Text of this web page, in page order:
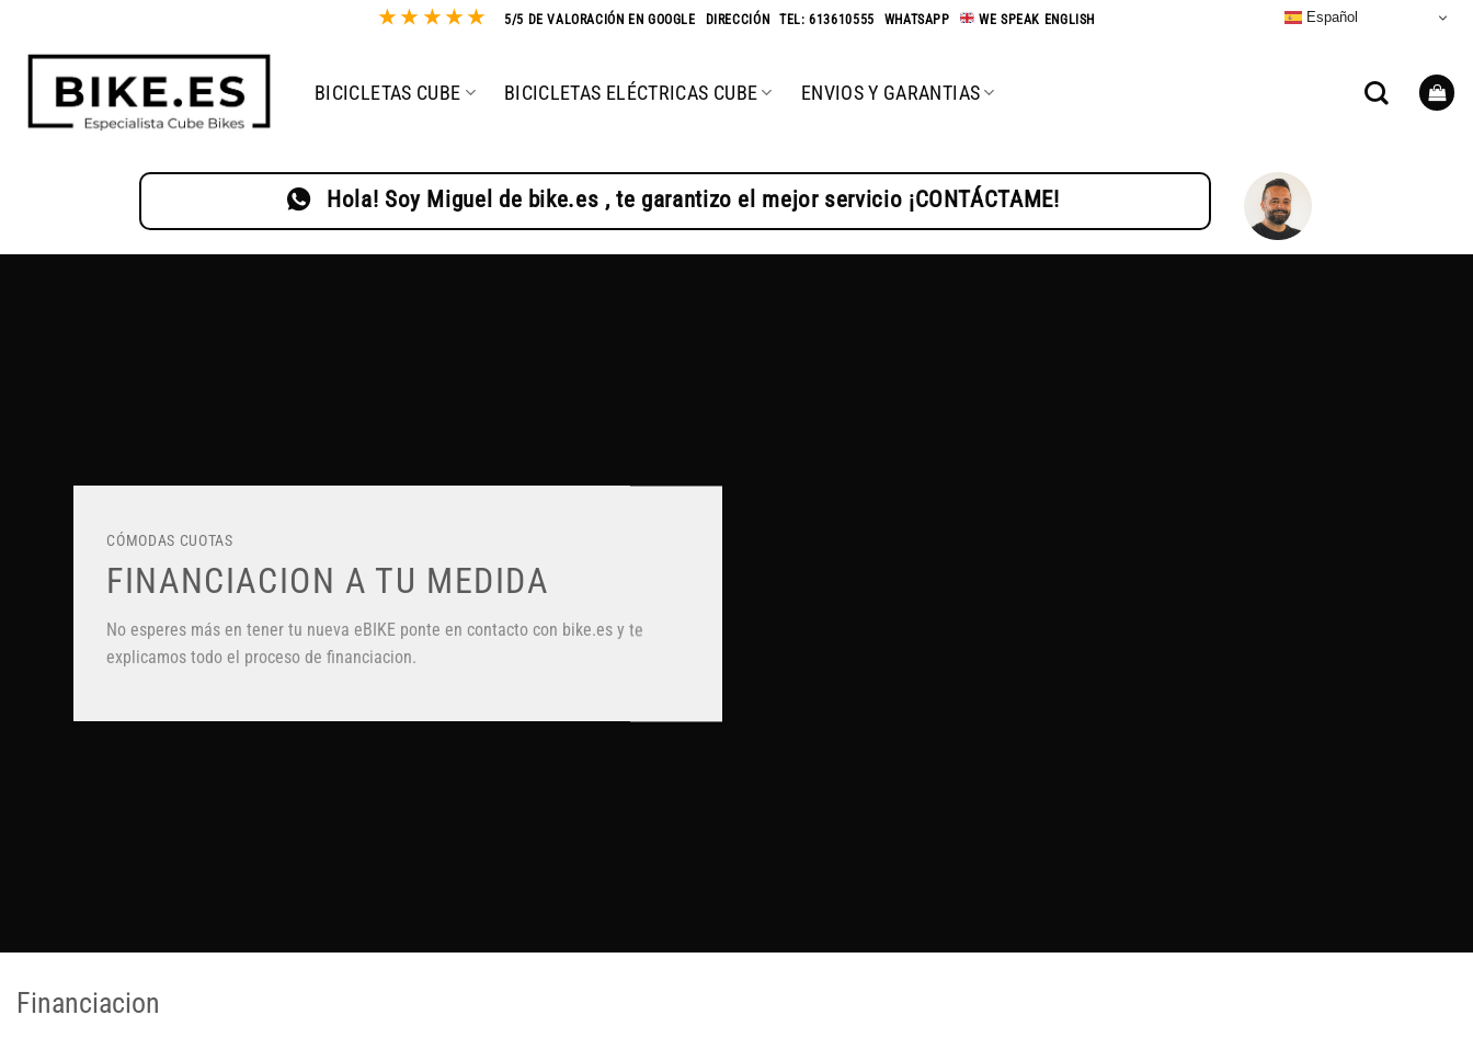
★ ★ ★★★ 5/5 DE VALORACIÓN EN GOOGLE DIRECCIÓN -TEL: 613610555 WHATSAPP WE SPEAK ENGLISH Español
BICICLETAS CUBE BICICLETAS ELÉCTRICAS CUBE ENVIOS Y GARANTIAS
Hola! Soy Miguel de bike.es , te garantizo el mejor servicio ¡CONTÁCTAME!
CÓMODAS CUOTAS
FINANCIACION A TU MEDIDA
No esperes más en tener tu nueva eBIKE ponte en contacto con bike.es y te
explicamos todo el proceso de financiacion.
Financiacion